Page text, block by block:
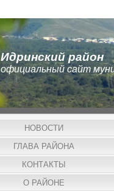
Идринский район
официальный сайт
НОВОСТИ
ГЛАВА РАЙОНА
КОНТАКТЫ
О РАЙОНЕ